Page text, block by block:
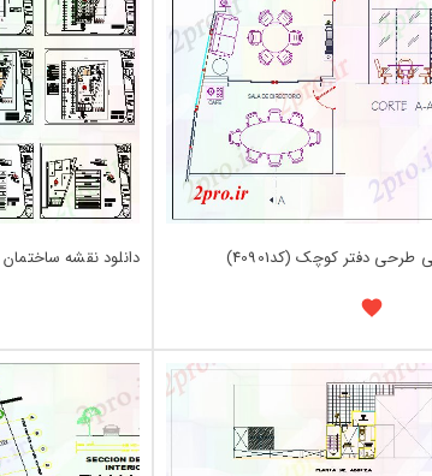
دفتر کوچک (کد40901) دانلود نقشه ساختمان